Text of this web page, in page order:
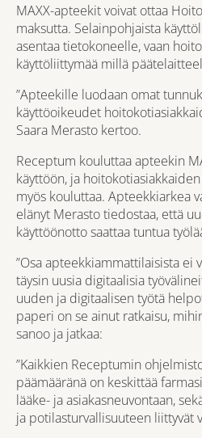
MAXX-apteekit voivat ottaa
maksutta. Selainpohjaista
asentaa tietokoneelle, vaan
käyttöliittymää millä
”Apteekille luodaan omat
käyttöoikeudet
Saara Merasto kertoo.
Receptum kouluttaa apteekin
käyttöön, ja
myös kouluttaa. Apteekkiarkea
elänyt Merasto tiedostaa, että
käyttöönotto saattaa tuntua
”Osa apteekkiammattilaisista ei
täysin uusia digitaalisia
uuden ja digitaalisen työtä
paperi on se ainut ratkaisu,
sanoo ja jatkaa:
”Kaikkien Receptumin
päämääränä on keskittää
lääke- ja asiakasneuvontaan,
ja potilasturvallisuuteen liittyvät